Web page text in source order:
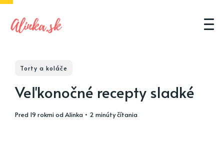
Torty a koláče
Veľkonočné recepty sladké
pred 19 rokmiodAlinka • 2 minúty čítania